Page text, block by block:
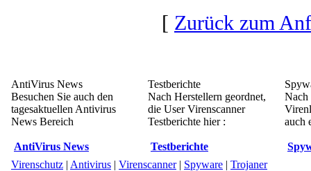
[ Zurück zum
AntiVirus News
Besuchen Sie auch den
tagesaktuellen Antivirus
News Bereich
AntiVirus News
Testberichte
Nach Herstellern geordnet,
die User Virenscanner
Testberichte hier :
Testberichte
Nach
auch
Virenschutz | Antivirus | Virenscanner| Spyware | Trojaner